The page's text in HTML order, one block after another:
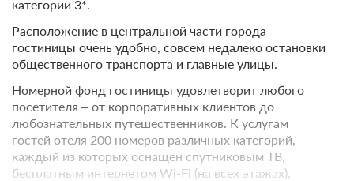
категории 3*.
Расположение в центральной части города
гостиницы очень удобно, совсем недалеко остановки
общественного транспорта и главные улицы.
Номерной фонд гостиницы удовлетворит любого
посетителя – от корпоративных клиентов до
любознательных путешественников. К услугам
гостей отеля 200 номеров различных категорий,
каждый из которых оснащен спутниковым ТВ,
бесплатным интернетом Wi-Fi (на всех этажах),